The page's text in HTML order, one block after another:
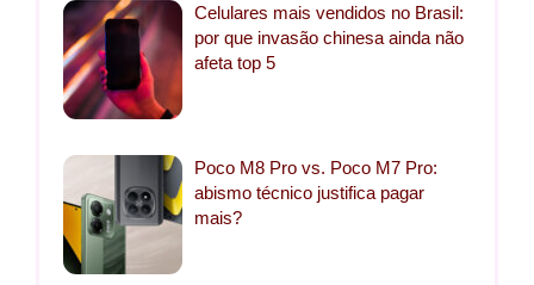
Celulares mais vendidos no Brasil:
por que invasão chinesa ainda não
afeta top 5
Poco M8 Pro vs. Poco M7 Pro:
abismo técnico justifica pagar
mais?